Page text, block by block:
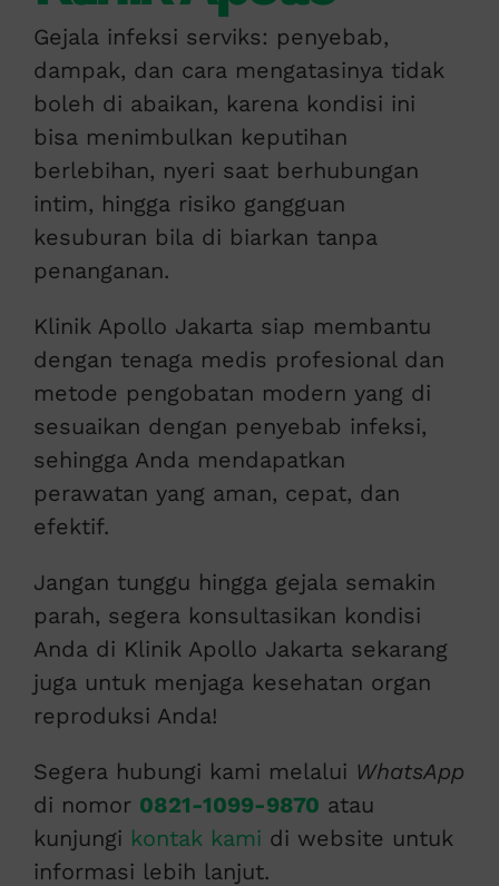
Gejala infeksi serviks: penyebab,
dampak, dan cara mengatasinya tidak
boleh di abaikan, karena kondisi ini
bisa menimbulkan keputihan
berlebihan, nyeri saat berhubungan
intim, hingga risiko gangguan
kesuburan bila di biarkan tanpa
penanganan.
Klinik Apollo Jakarta siap membantu
dengan tenaga medis profesional dan
metode pengobatan modern yang di
sesuaikan dengan penyebab infeksi,
sehingga Anda mendapatkan
perawatan yang aman, cepat, dan
efektif.
Jangan tunggu hingga gejala semakin
parah, segera konsultasikan kondisi
Anda di Klinik Apollo Jakarta sekarang
juga untuk menjaga kesehatan organ
reproduksi Anda!
Segera hubungi kami melalui WhatsApp
di nomor 0821-1099-9870 atau
kunjungi kontak kami di website untuk
informasi lebih lanjut.